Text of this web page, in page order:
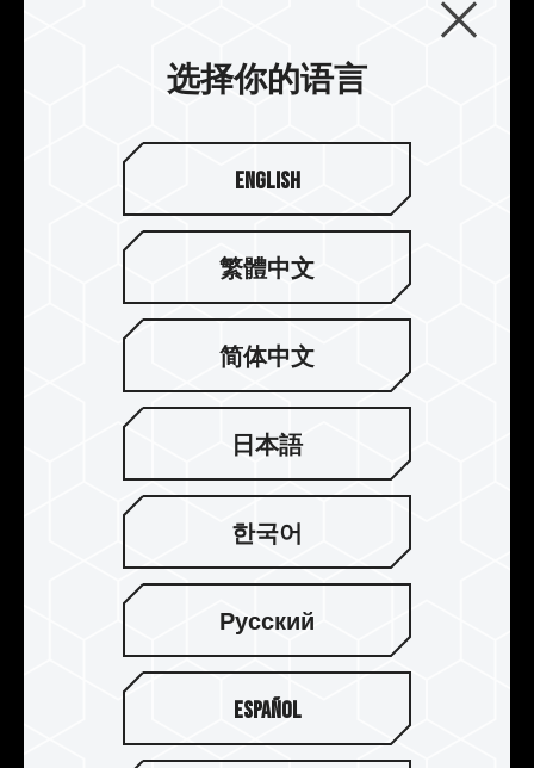
多任务冲压、2 色精致设计
呈现对角对称式一体成形散热
十铨设计团队打造全新设计概念馬甲外观，不仅双
色抢眼搭配，不对称的线条切割，展现 VULCAN 独
特风格，对比的黑红相间以及黑灰的沉稳搭配提供
选择你的语言
English
繁體中文
简体中文
日本語
한국어
Русский
Español